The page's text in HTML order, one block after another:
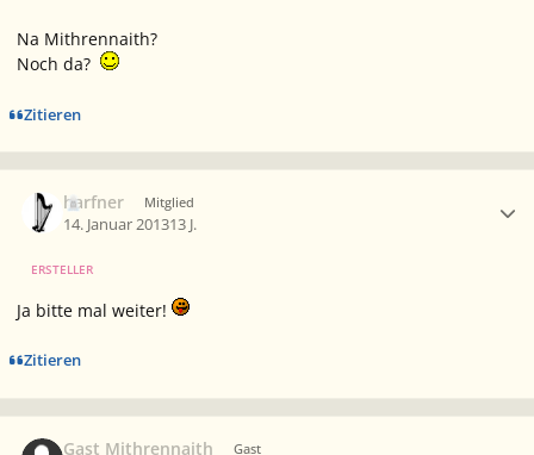
Na Mithrennaith?
Noch da?
Zitieren
harfner Mitglied
14. Januar 201313 J.
ERSTELLER
Ja bitte mal weiter!
Zitieren
Gast Mithrennaith Gast